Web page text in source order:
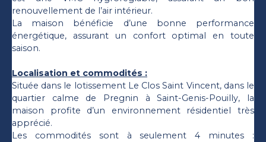
renouvellement de l’air intérieur.
La maison bénéficie d’une bonne performance
énergétique, assurant un confort optimal en toute
saison.
Localisation et commodités :
Située dans le lotissement Le Clos Saint Vincent, dans le
quartier calme de Pregnin à Saint-Genis-Pouilly, la
maison profite d’un environnement résidentiel très
apprécié.
Les commodités sont à seulement 4 minutes :